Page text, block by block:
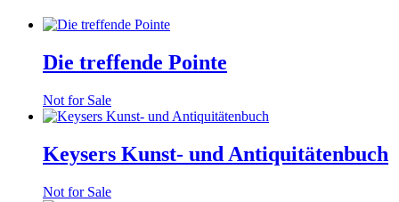
Die treffende Pointe
Not for Sale
Keysers Kunst- und Antiquitätenbuch
Not for Sale